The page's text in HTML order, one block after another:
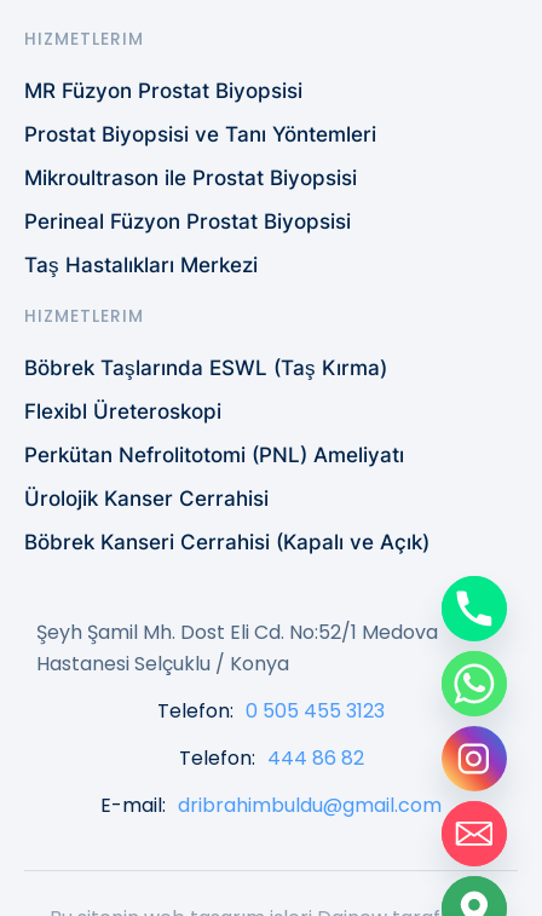
HIZMETLERIM
MR Füzyon Prostat Biyopsisi
Prostat Biyopsisi ve Tanı Yöntemleri
Mikroultrason ile Prostat Biyopsisi
Perineal Füzyon Prostat Biyopsisi
Taş Hastalıkları Merkezi
HIZMETLERIM
Böbrek Taşlarında ESWL (Taş Kırma)
Flexibl Üreteroskopi
Perkütan Nefrolitotomi (PNL) Ameliyatı
Ürolojik Kanser Cerrahisi
Böbrek Kanseri Cerrahisi (Kapalı ve Açık)
Şeyh Şamil Mh. Dost Eli Cd. No:52/1 Medova
Hastanesi Selçuklu / Konya
Telefon: 0 505 455 3123
Telefon: 444 86 82
E-mail: dribrahimbuldu@gmail.com